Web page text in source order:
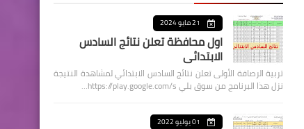
21 مايو 2024
اول محافظة تعلن نتائج السادس
الابتدائي
تربية الرصافة الأولى تعلن نتائج السادس الابتدائي لمشاهدة النتيجة
نزل هذا البرنامج من سوق بلي https://play.google.com/s…
01 يوليو 2022